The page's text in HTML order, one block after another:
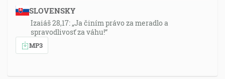
SLOVENSKY
Izaiáš 28,17: „Ja činím právo za meradlo a
spravodlivosť za váhu!“
MP3